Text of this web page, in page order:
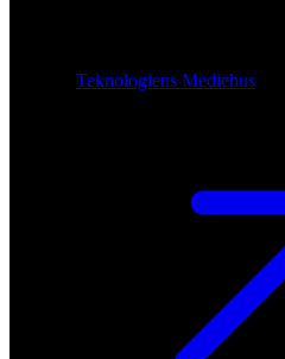
Teknologiens Mediehus